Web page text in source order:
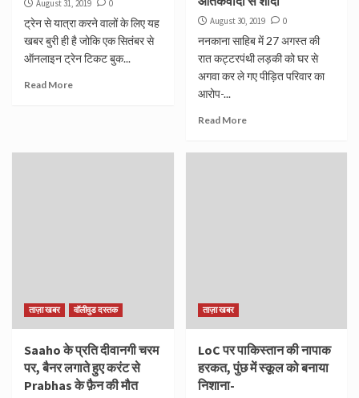
August 31, 2019 0
ट्रेन से यात्रा करने वालों के लिए यह
खबर बुरी ही है जोकि एक सितंबर से
ऑनलाइन ट्रेन टिकट बुक...
Read More
August 30, 2019 0
ननकाना साहिब में 27 अगस्त की
रात कट्टरपंथी लड़की को घर से
अगवा कर ले गए पीड़ित परिवार का
आरोप-...
Read More
ताज़ा खबर वॉलीवुड दस्तक
Saaho के प्रति दीवानगी चरम
पर, बैनर लगाते हुए करंट से
Prabhas के फ़ैन की मौत
ताज़ा खबर
LoC पर पाकिस्तान की नापाक
हरकत, पुंछ में स्कूल को बनाया
निशाना-